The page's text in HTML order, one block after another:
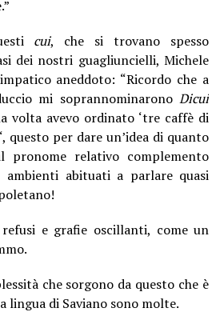
cui, che si trovano spesso
dei nostri guagliuncielli, Michele
aneddoto: “Ricordo che a
mi soprannominaronoDicui
volta avevo ordinato ‘tre caffè di
questo per dare un’idea di quanto
pronome relativo complemento
abituati a parlare quasi
e grafie oscillanti, come un
che sorgono da questo che è
lingua di Saviano sono molte.